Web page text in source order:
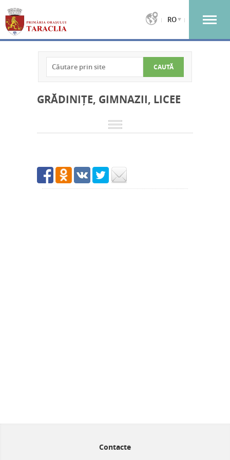
RO
GRĂDINIȚE, GIMNAZII, LICEE
Contacte